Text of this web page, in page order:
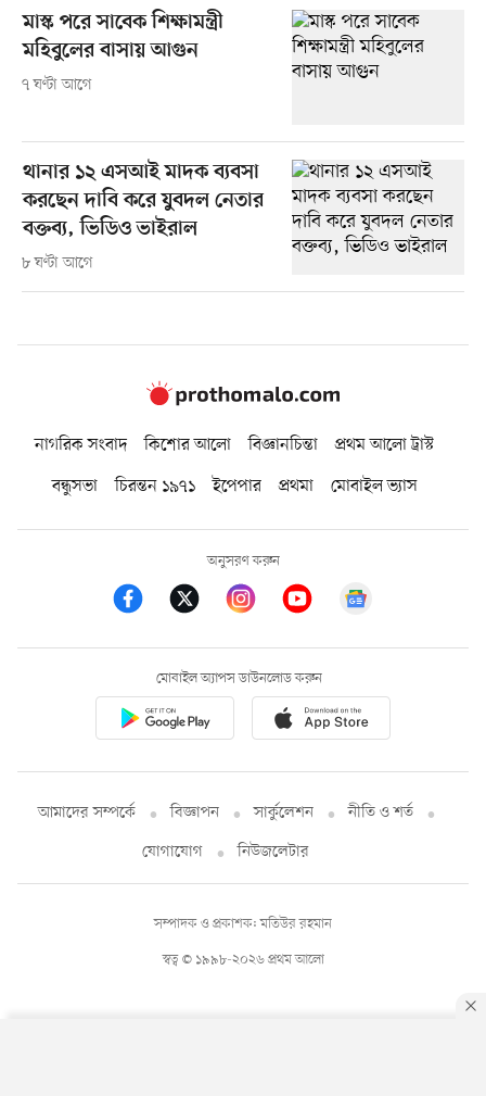
মাস্ক পরে সাবেক শিক্ষামন্ত্রী
মহিবুলের বাসায় আগুন
৭ ঘণ্টা আগে
থানার ১২ এসআই মাদক ব্যবসা
করছেন দাবি করে যুবদল নেতার
বক্তব্য, ভিডিও ভাইরাল
৮ ঘণ্টা আগে
নাগরিক সংবাদ কিশোর আলো বিজ্ঞানচিন্তা
প্রথম আলো ট্রাস্ট
বন্ধুসভা
চিরন্তন ১৯৭১ ইপেপার প্রথমা মোবাইল ভ্যাস
অনুসরণ করুন
মোবাইল অ্যাপস ডাউনলোড করুন
আমাদের সম্পর্কে বিজ্ঞাপন সার্কুলেশন
নীতি ও শর্ত
যোগাযোগ
নিউজলেটার
স্বত্ব © ১৯৯৮-২০২৬ প্রথম আলো
সম্পাদক ও প্রকাশক: মতিউর রহমান